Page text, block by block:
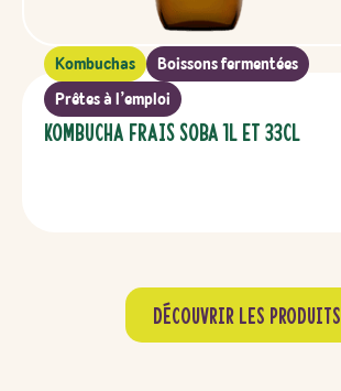
Kombuchas
Boissons fermentées
Prêtes à l’emploi
Kombucha FRAIS SOBA 1L ET 33CL
Découvrir les produits